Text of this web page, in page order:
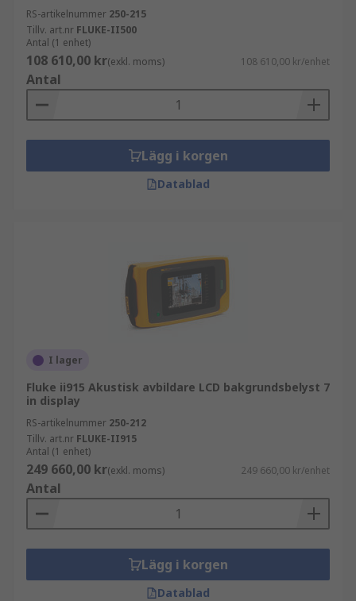
RS-artikelnummer 250-215
Tillv. art.nr FLUKE-II500
Antal (1 enhet)
108 610,00 kr(exkl. moms) 108 610,00 kr/enhet
Antal
Lägg i korgen
Datablad
I lager
Fluke ii915 Akustisk avbildare LCD bakgrundsbelyst 7
in display
RS-artikelnummer 250-212
Tillv. art.nr FLUKE-II915
Antal (1 enhet)
249 660,00 kr(exkl. moms) 249 660,00 kr/enhet
Antal
Lägg i korgen
Datablad